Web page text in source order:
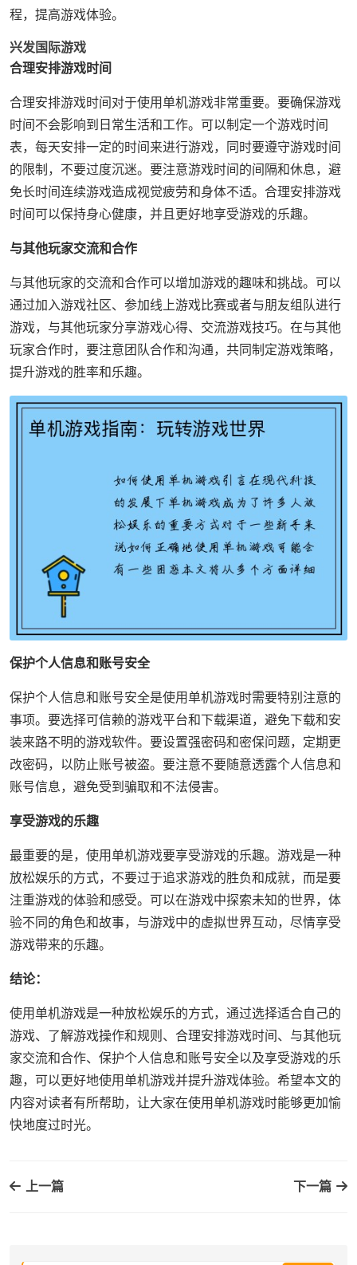
程，提高游戏体验。
兴发国际游戏
合理安排游戏时间
合理安排游戏时间对于使用单机游戏非常重要。要确保游戏
时间不会影响到日常生活和工作。可以制定一个游戏时间
表，每天安排一定的时间来进行游戏，同时要遵守游戏时间
的限制，不要过度沉迷。要注意游戏时间的间隔和休息，避
免长时间连续游戏造成视觉疲劳和身体不适。合理安排游戏
时间可以保持身心健康，并且更好地享受游戏的乐趣。
与其他玩家交流和合作
与其他玩家的交流和合作可以增加游戏的趣味和挑战。可以
通过加入游戏社区、参加线上游戏比赛或者与朋友组队进行
游戏，与其他玩家分享游戏心得、交流游戏技巧。在与其他
玩家合作时，要注意团队合作和沟通，共同制定游戏策略，
提升游戏的胜率和乐趣。
保护个人信息和账号安全
保护个人信息和账号安全是使用单机游戏时需要特别注意的
事项。要选择可信赖的游戏平台和下载渠道，避免下载和安
装来路不明的游戏软件。要设置强密码和密保问题，定期更
改密码，以防止账号被盗。要注意不要随意透露个人信息和
账号信息，避免受到骗取和不法侵害。
享受游戏的乐趣
最重要的是，使用单机游戏要享受游戏的乐趣。游戏是一种
放松娱乐的方式，不要过于追求游戏的胜负和成就，而是要
注重游戏的体验和感受。可以在游戏中探索未知的世界，体
验不同的角色和故事，与游戏中的虚拟世界互动，尽情享受
游戏带来的乐趣。
结论：
使用单机游戏是一种放松娱乐的方式，通过选择适合自己的
游戏、了解游戏操作和规则、合理安排游戏时间、与其他玩
家交流和合作、保护个人信息和账号安全以及享受游戏的乐
趣，可以更好地使用单机游戏并提升游戏体验。希望本文的
内容对读者有所帮助，让大家在使用单机游戏时能够更加愉
快地度过时光。
上一篇 下一篇